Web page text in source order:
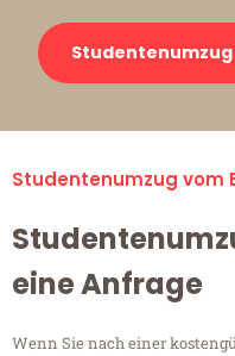
Studentenumzug vom
eine Anfrage
Wenn Sie nach einer